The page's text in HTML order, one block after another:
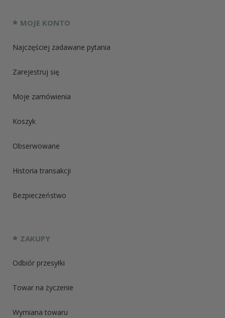
MOJE KONTO
Najczęściej zadawane pytania
Zarejestruj się
Moje zamówienia
Koszyk
Obserwowane
Historia transakcji
Bezpieczeństwo
ZAKUPY
Odbiór przesyłki
Towar na życzenie
Wymiana towaru